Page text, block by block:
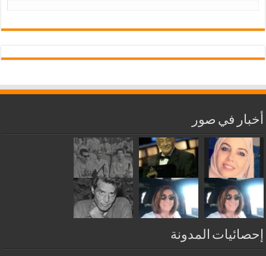
أخبار في صور
إحصائيات المدونة